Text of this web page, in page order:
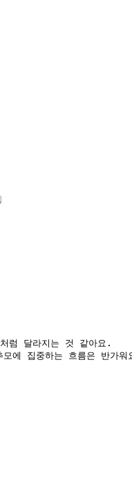
처럼 달라지는 것 같아요.
모에 집중하는 흐름은 반